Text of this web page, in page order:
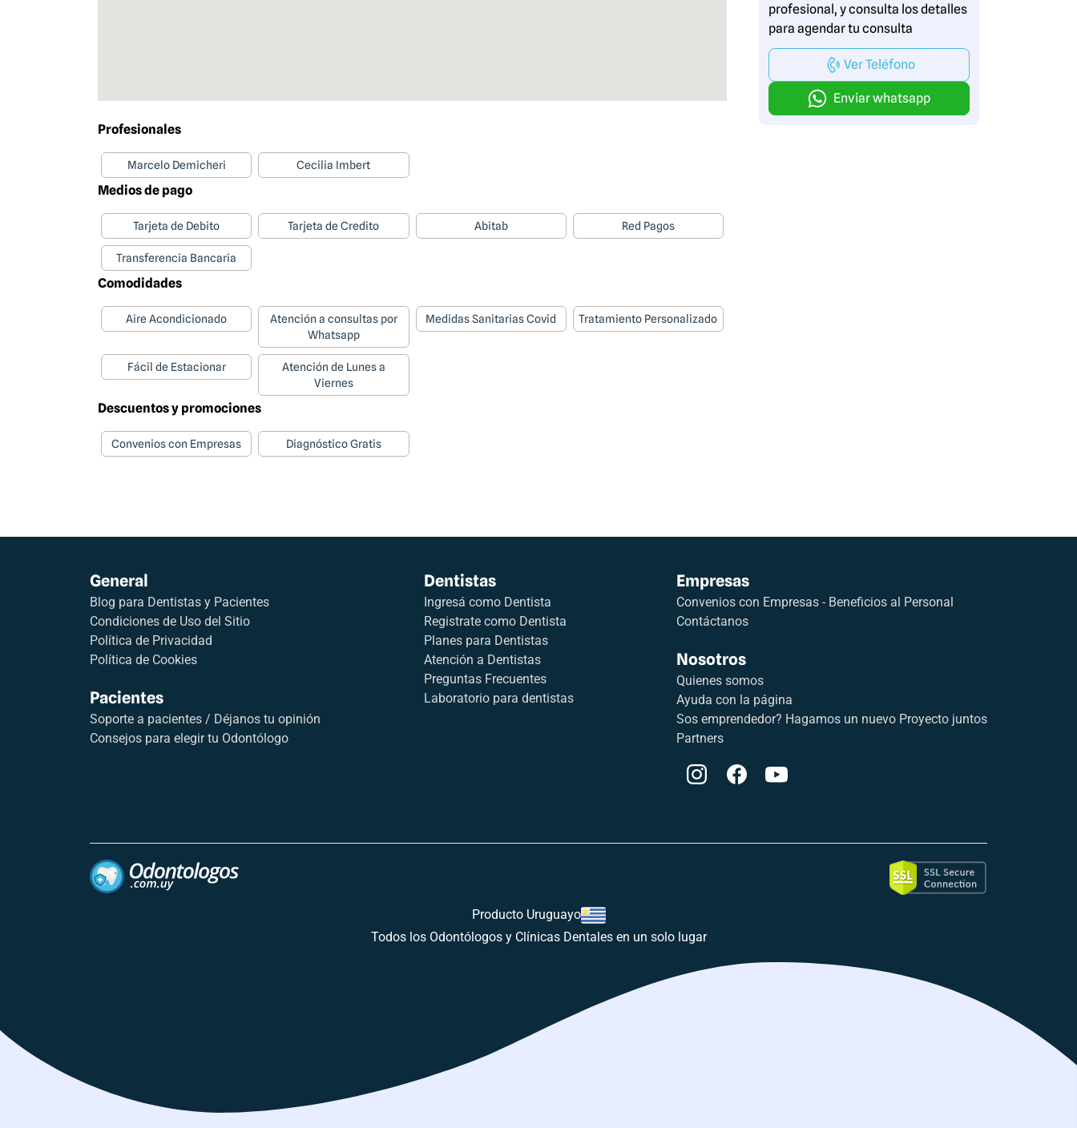
Profesionales
Marcelo Demicheri Cecilia Imbert
Medios de pago
Tarjeta de Debito Tarjeta de Credito Abitab Red Pagos
Transferencia Bancaria
Comodidades
Aire Acondicionado
Atención a consultas por
Whatsapp
Medidas Sanitarias Covid Tratamiento Personalizado
Fácil de Estacionar
Atención de Lunes a
Viernes
Descuentos y promociones
Convenios con Empresas Diagnóstico Gratis
profesional, y consulta los detalles
para agendar tu consulta
Ver Teléfono
Enviar whatsapp
General
Blog para Dentistas y Pacientes
Condiciones de Uso del Sitio
Política de Privacidad
Política de Cookies
Pacientes
Soporte a pacientes / Déjanos tu opinión
Consejos para elegir tu Odontólogo
Dentistas
Ingresá como Dentista
Registrate como Dentista
Planes para Dentistas
Atención a Dentistas
Preguntas Frecuentes
Laboratorio para dentistas
Empresas
Convenios con Empresas - Beneficios al Personal
Contáctanos
Nosotros
Quienes somos
Ayuda con la página
Sos emprendedor? Hagamos un nuevo Proyecto juntos
Partners
Producto Uruguayo
Todos los Odontólogos y Clínicas Dentales en un solo lugar